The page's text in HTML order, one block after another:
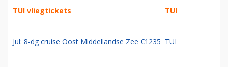
TUI vliegtickets TUI
Jul: 8-dg cruise Oost Middellandse Zee €1235 TUI